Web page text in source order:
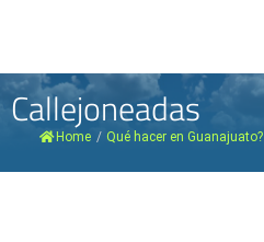
Callejoneadas
Home / Qué hacer en Guanajuato?